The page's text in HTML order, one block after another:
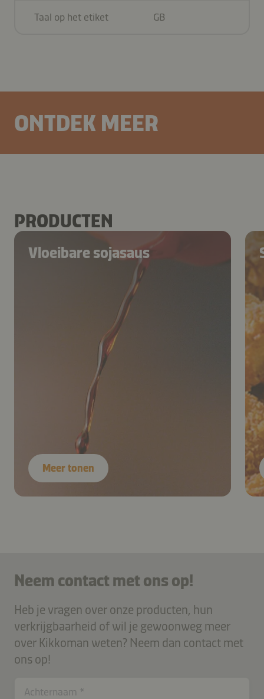
Taal op het etiket GB
ONTDEK MEER
PRODUCTEN
Vloeibare sojasaus
Meer tonen
Neem contact met ons op!
Heb je vragen over onze producten, hun
verkrijgbaarheid of wil je gewoonweg meer
over Kikkoman weten? Neem dan contact met
ons op!
Achternaam